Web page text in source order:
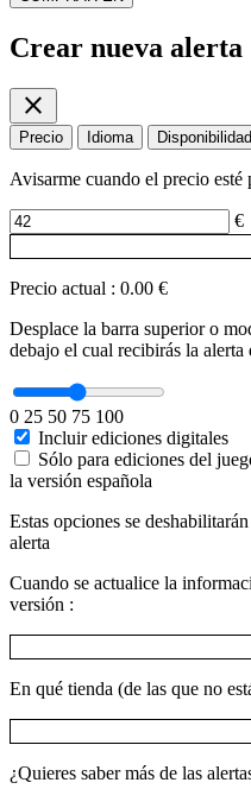
Crear nueva alerta
close
Precio Idioma Disponibilidad
Avisarme cuando el precio esté
€
Precio actual : 0.00 €
Desplace la barra superior o
debajo el cual recibirás la alerta
0 25 50 75 100
Incluir ediciones digitales
Sólo para ediciones del
la versión española
Estas opciones se
alerta
Cuando se actualice la
versión :
En qué tienda (de las que no
¿Quieres saber más de las